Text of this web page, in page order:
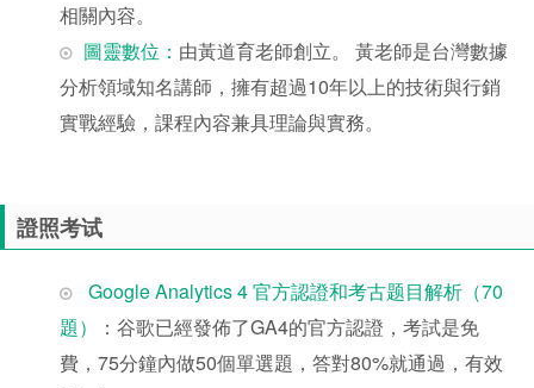
相關內容。
圖靈數位： 由黃道育老師創立。 黃老師是台灣數據
分析領域知名講師，擁有超過10年以上的技術與行銷
實戰經驗，課程內容兼具理論與實務。
證照考试
Google Analytics 4 官方認證和考古题目解析（70
題）
：谷歌已經發佈了GA4的官方認證，考試是免
費，75分鐘內做50個單選題，答對80%就通過，有效